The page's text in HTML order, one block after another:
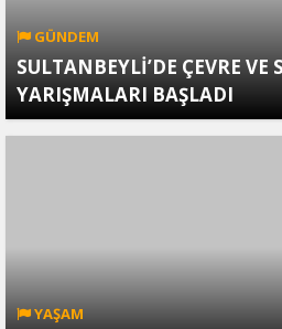
GÜNDEM
SULTANBEYLİ’DE ÇEVRE VE
YARIŞMALARI BAŞLADI
YAŞAM